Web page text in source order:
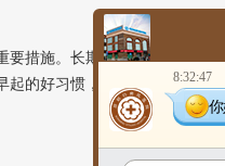
施。长期熬夜、睡眠不足会
的好习惯，每天保证7-8小时
8:32:47